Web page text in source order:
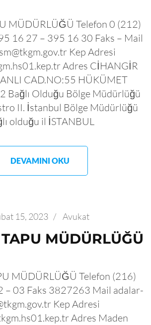
MÜDÜRLÜĞÜ Telefon 0 (212)
16 27 – 395 16 30 Faks – Mail
Kep Adresi
Adres CİHANGİR
CAD.NO:55 HÜKÜMET
Bağlı Olduğu Bölge Müdürlüğü
II. İstanbul Bölge Müdürlüğü
olduğu il İSTANBUL
DEVAMINI OKU
15, 2023 / Avukat
MÜDÜRLÜĞÜ
MÜDÜRLÜĞÜ Telefon (216)
– 03 Faks 3827263 Mail adalar-
Kep Adresi
Adres Maden